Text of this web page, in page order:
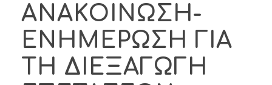
ΑΝΑΚΟΙΝΩΣΗ-
ΕΝΗΜΕΡΩΣΗ ΓΙΑ
ΤΗ ΔΙΕΞΑΓΩΓΗ